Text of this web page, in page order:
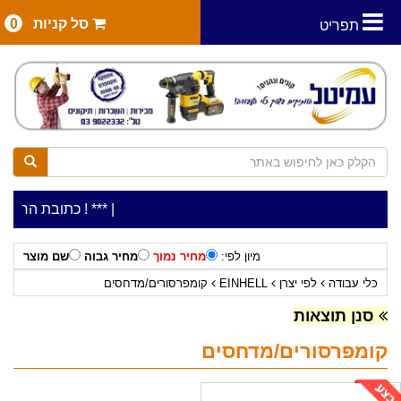
תפריט סל קניות 0
***כתובת החנות: רח' המלאכה 2, ביתן 8 ***כלי עבודה להשכרה בתעריף יומי משתלם ! ***
מיון לפי: מחיר נמוך מחיר גבוה
שם מוצר
כלי עבודה
לפי יצרן EINHELL קומפרסורים/מדחסים
סנן תוצאות
קומפרסורים/מדחסים